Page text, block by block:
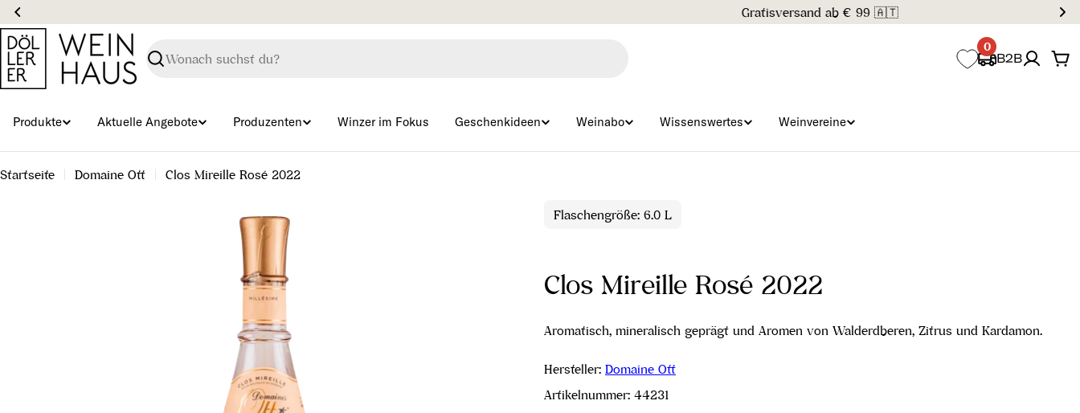
Zum
Inhalt
springen
Suchen
0
B2B
Produkte Aktuelle Angebote Produzenten Winzer im Fokus Geschenkideen Weinabo Wissenswertes Weinvereine
Startseite Domaine Ott Clos Mireille Rosé 2022
Flaschengröße: 6.0 L
Clos Mireille Rosé 2022
Aromatisch, mineralisch geprägt und Aromen von Walderdberen, Zitrus und Kardamon.
Hersteller: Domaine Ott
Artikelnummer: 44231